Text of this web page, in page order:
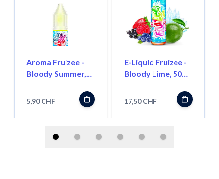
Aroma Fruizee -
Bloody Summer,
5,90 CHF
E-Liquid Fruizee -
Bloody Lime, 50ml
17,50 CHF